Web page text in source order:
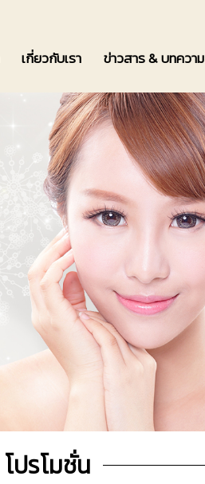
เกี่ยวกับเรา ข่าวสาร & บทความ
โปรโมชั่น